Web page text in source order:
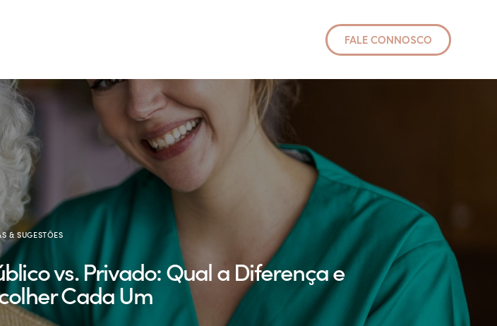
FALE CONNOSCO
& SUGESTÕES
vs. Privado: Qual a Diferença e
Cada Um